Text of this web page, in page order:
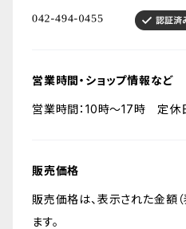
営業時間・ショップ情報など
営業時間：10時～17時 定休
販売価格
販売価格は、表示された金額
ます。